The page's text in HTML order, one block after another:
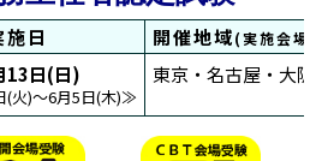
日 開催地域(実施会
13日(日)
(火)～6月5日(木)≫
東京・名古屋・大